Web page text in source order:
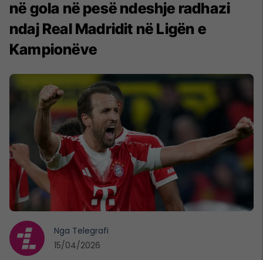
në gola në pesë ndeshje radhazi
ndaj Real Madridit në Ligën e
Kampionëve
Nga Telegrafi
15/04/2026